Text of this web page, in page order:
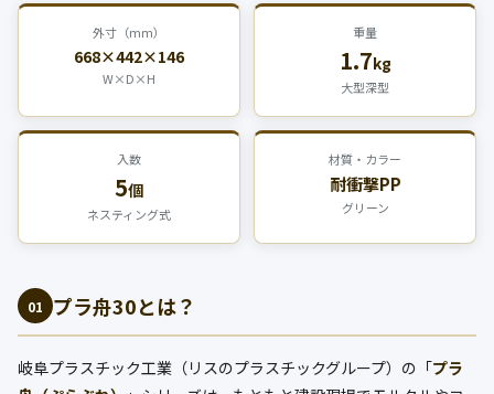
外寸（mm）
668×442×146
W×D×H
重量
1.7kg
大型深型
入数
5個
ネスティング式
材質・カラー
耐衝撃PP
グリーン
01 プラ舟30とは？
岐阜プラスチック工業（リスのプラスチックグループ）の「プラ